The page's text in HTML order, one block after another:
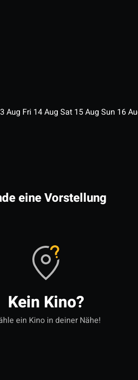
Aug Fri 14Aug Sat 15Aug Sun 16
eine Vorstellung
Kein Kino?
ein Kino in deiner Nähe!